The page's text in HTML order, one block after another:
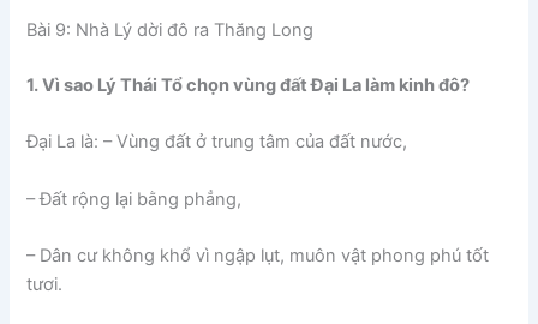
Bài 9: Nhà Lý dời đô ra Thăng Long
1. Vì sao Lý Thái Tổ chọn vùng đất Đại La làm kinh đô?
Đại La là: – Vùng đất ở trung tâm của đất nước,
– Đất rộng lại bằng phẳng,
– Dân cư không khổ vì ngập lụt, muôn vật phong phú tốt
tươi.